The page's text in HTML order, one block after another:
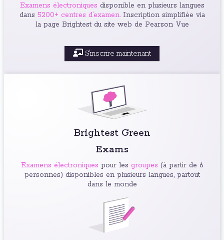
Examens électroniques disponible en plusieurs langues
dans 5200+ centres d’examen. Inscription simplifiée via
la page Brightest du site web de Pearson Vue
S'inscrire maintenant
Brightest Green
Exams
Examens électroniques pour les groupes (à partir de 6
personnes) disponibles en plusieurs langues, partout
dans le monde